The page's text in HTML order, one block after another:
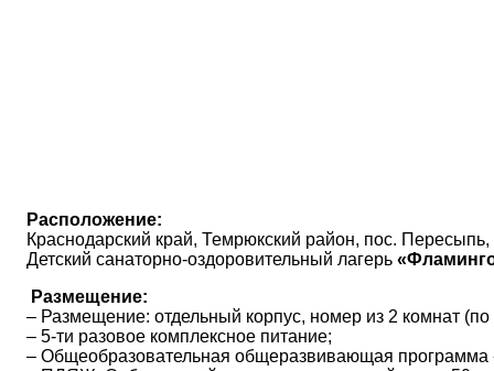
Расположение:
Краснодарский край, Темрюкский район, пос.
Детский санаторно-оздоровительный лагерь
Размещение:
– Размещение: отдельный корпус, номер из 2 комнат
– 5-ти разовое комплексное питание;
– Общеобразовательная общеразвивающая